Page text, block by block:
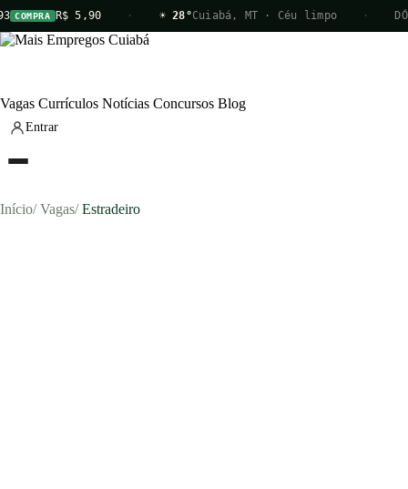
COMPRA R$ 5,90 · ☀ 28°Cuiabá, MT · Céu limpo ·
Vagas Currículos Notícias Concursos Blog
Entrar
Início/ Vagas/ Estradeiro